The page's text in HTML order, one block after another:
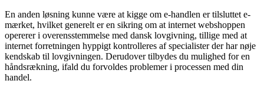
En anden løsning kunne være at kigge om e-handlen er tilsluttet e-
mærket, hvilket generelt er en sikring om at internet webshoppen
opererer i overensstemmelse med dansk lovgivning, tillige med at
internet forretningen hyppigt kontrolleres af specialister der har nøje
kendskab til lovgivningen. Derudover tilbydes du mulighed for en
håndsrækning, ifald du forvoldes problemer i processen med din
handel.